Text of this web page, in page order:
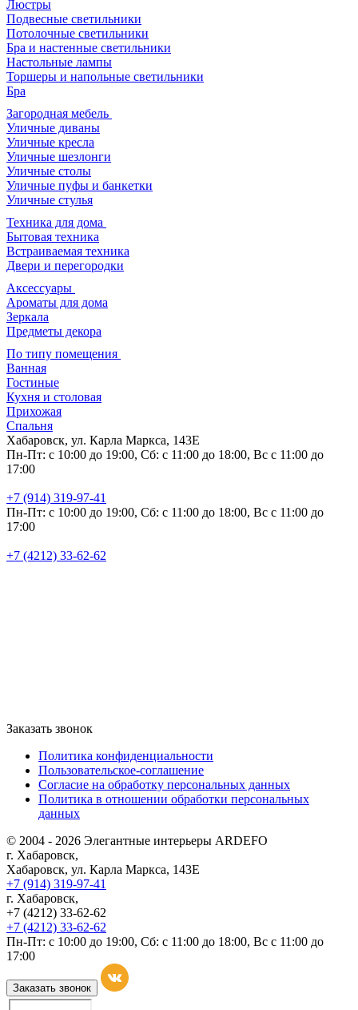
Люстры
Подвесные светильники
Потолочные светильники
Бра и настенные светильники
Настольные лампы
Торшеры и напольные светильники
Бра
Загородная мебель
Уличные диваны
Уличные кресла
Уличные шезлонги
Уличные столы
Уличные пуфы и банкетки
Уличные стулья
Техника для дома
Бытовая техника
Встраиваемая техника
Двери и перегородки
Аксессуары
Ароматы для дома
Зеркала
Предметы декора
По типу помещения
Ванная
Гостиные
Кухня и столовая
Прихожая
Спальня
Хабаровск, ул. Карла Маркса, 143Е
Пн-Пт: с 10:00 до 19:00, Сб: с 11:00 до 18:00, Вс с 11:00 до
17:00
+7 (914) 319-97-41
Пн-Пт: с 10:00 до 19:00, Сб: с 11:00 до 18:00, Вс с 11:00 до
17:00
+7 (4212) 33-62-62
Заказать звонок
Политика конфиденциальности
Пользовательское-соглашение
Согласие на обработку персональных данных
Политика в отношении обработки персональных
данных
© 2004 - 2026 Элегантные интерьеры ARDEFO
г. Хабаровск,
Хабаровск, ул. Карла Маркса, 143Е
+7 (914) 319-97-41
г. Хабаровск,
+7 (4212) 33-62-62
+7 (4212) 33-62-62
Пн-Пт: с 10:00 до 19:00, Сб: с 11:00 до 18:00, Вс с 11:00 до
17:00
Заказать звонок